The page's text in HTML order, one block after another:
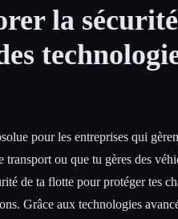
la
pour les entreprises qui
ou que tu gères des
de ta flotte pour protéger tes
Grâce aux technologies